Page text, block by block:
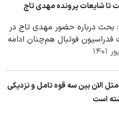
تا شایعات پرونده مهدی تاج
بحث درباره حضور مهدی تاج در
فدراسیون فوتبال هم‌چنان ادامه
الان بین سه قوه تامل و نزدیکی
است